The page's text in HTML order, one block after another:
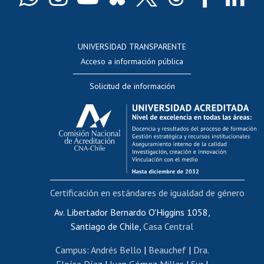
Docentes
Evaluación docente
Calificación académica
Postulación al AUCAI
Funcionarias/os
Cursos internos de capacitación
Bienestar del personal
Portal de movilidad interna
Certificado de renta
Certificado de renta honorarios
Editar páginas blancas
UNIVERSIDAD TRANSPARENTE
Acceso a información pública
Solicitud de información
Av. Libertador Bernardo O'Higgins 1058,
Santiago de Chile, Casa Central
Campus: Andrés Bello | Beauchef| Dra.
Certificación en estándares de igualdad de género